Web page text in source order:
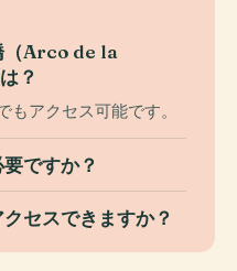
（Arco de la
？
アクセス可能です。
ですか？
セスできますか？